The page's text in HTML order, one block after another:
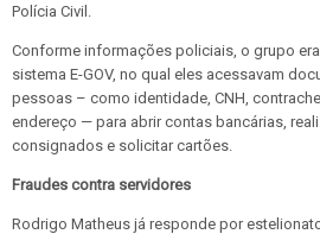
Polícia Civil.
Conforme informações policiais, o grupo
sistema E-GOV, no qual eles acessavam
pessoas – como identidade, CNH,
endereço — para abrir contas bancárias,
consignados e solicitar cartões.
Fraudes contra servidores
Rodrigo Matheus já responde por